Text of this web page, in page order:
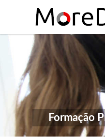
Formação